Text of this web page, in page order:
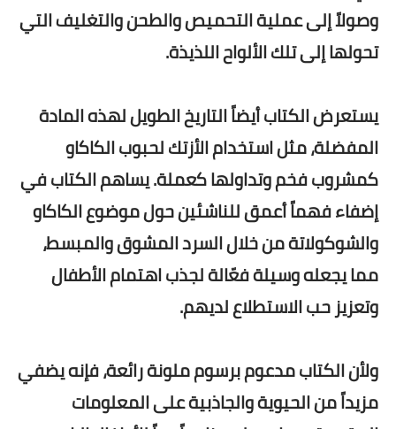
وصولاً إلى عملية التحميص والطحن والتغليف التي
تحولها إلى تلك الألواح اللذيذة.
يستعرض الكتاب أيضاً التاريخ الطويل لهذه المادة
المفضلة، مثل استخدام الأزتك لحبوب الكاكاو
كمشروب فخم وتداولها كعملة. يساهم الكتاب في
إضفاء فهماً أعمق للناشئينحول موضوع الكاكاو
والشوكولاتة من خلال السرد المشوق والمبسط،
مما يجعله وسيلة فعّالة لجذب اهتمام الأطفال
وتعزيز حب الاستطلاع لديهم.
ولأن الكتاب مدعوم برسوم ملونة رائعة، فإنه يضفي
مزيداً من الحيوية والجاذبية على المعلومات